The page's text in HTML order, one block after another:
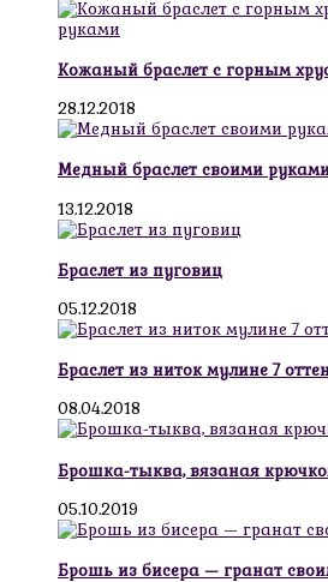
Кожаный браслет с горным
28.12.2018
Медный браслет своими
13.12.2018
Браслет из пуговиц
05.12.2018
Браслет из ниток мулине 7
08.04.2018
Брошка-тыква, вязаная
05.10.2019
Брошь из бисера — гранат